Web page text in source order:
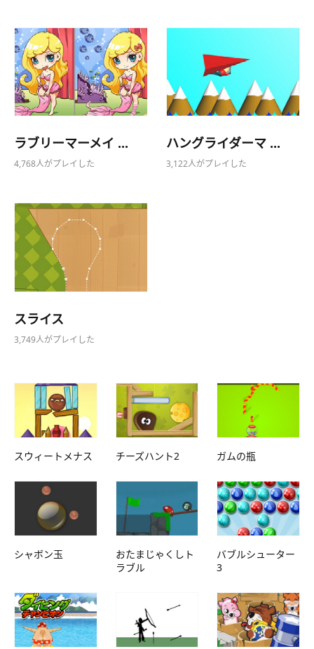
ラブリーマーメイ ...
4,768人がプレイした
ハングライダーマ ...
3,122人がプレイした
スライス
3,749人がプレイした
スウィートメナス チーズハント2 ガムの瓶
シャボン玉
おたまじゃくしト
ラブル
バブルシューター
3